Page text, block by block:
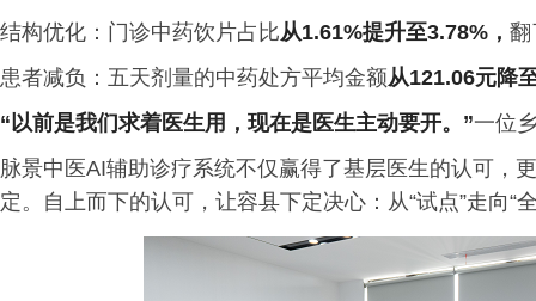
结构优化：门诊中药饮片占比从1.61%提升至3.78%， 翻
患者减负：五天剂量的中药处方平均金额从121.06元降
“以前是我们求着医生用，现在是医生主动要开。”一位
脉景中医AI辅助诊疗系统不仅赢得了基层医生的认可，
定。自上而下的认可，让容县下定决心：从“试点”走向“